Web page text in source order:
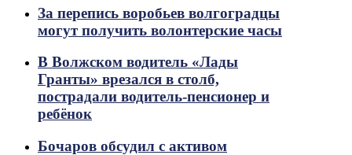
За перепись воробьев волгоградцы
могут получить волонтерские часы
В Волжском водитель «Лады
Гранты» врезался в столб,
пострадали водитель-пенсионер и
ребёнок
Бочаров обсудил с активом